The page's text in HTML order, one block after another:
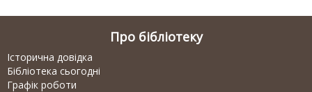
Про бібліотеку
Історична довідка
Бібліотека сьогодні
Графік роботи